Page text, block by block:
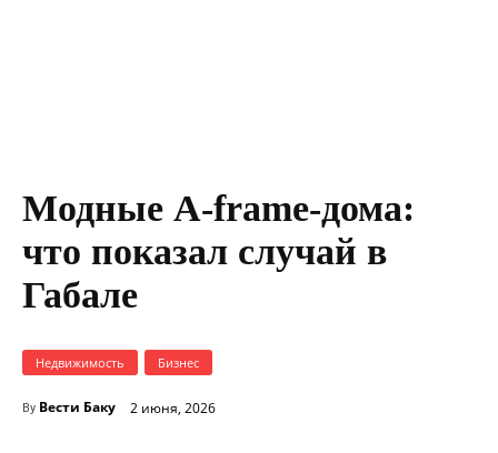
Модные A-frame-дома:
что показал случай в
Габале
Недвижимость Бизнес
By Вести Баку 2 июня, 2026